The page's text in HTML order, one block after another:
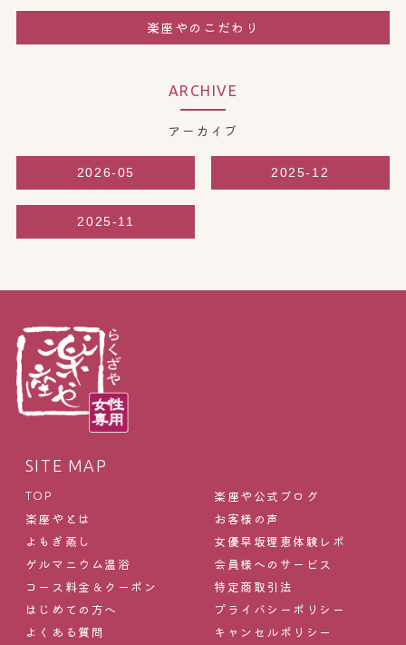
楽座やのこだわり
ARCHIVE
アーカイブ
2026-05 2025-12
2025-11
SITE MAP
TOP
楽座やとは
よもぎ蒸し
ゲルマニウム温浴
コース料金＆クーポン
はじめての方へ
よくある質問
楽座や公式ブログ
お客様の声
女優早坂理恵体験レポ
会員様へのサービス
特定商取引法
プライバシーポリシー
キャンセルポリシー